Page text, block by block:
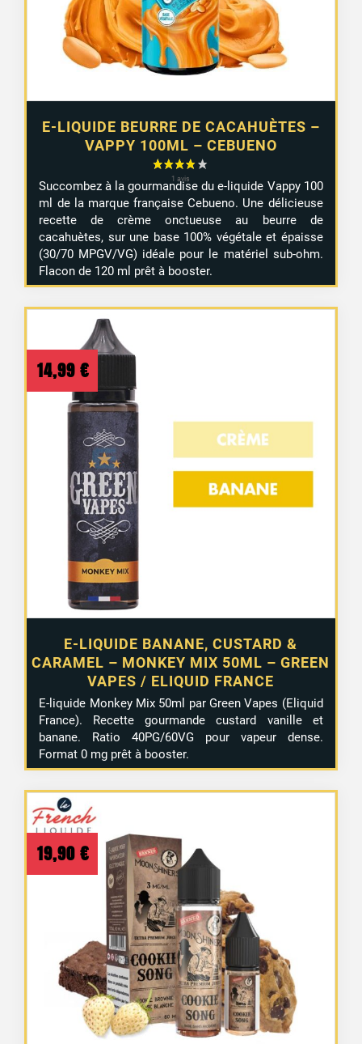
E-LIQUIDE BEURRE DE CACAHUÈTES –
VAPPY 100ML – CEBUENO
Succombez à la gourmandise du e-liquide Vappy 100
ml de la marque française Cebueno. Une délicieuse
recette de crème onctueuse au beurre de
cacahuètes, sur une base 100% végétale et épaisse
(30/70 MPGV/VG) idéale pour le matériel sub-ohm.
Flacon de 120 ml prêt à booster.
E-LIQUIDE BANANE, CUSTARD &
CARAMEL – MONKEY MIX 50ML – GREEN
VAPES / ELIQUID FRANCE
14,99 €
E-liquide Monkey Mix 50ml par Green Vapes (Eliquid
France). Recette gourmande custard vanille et
banane. Ratio 40PG/60VG pour vapeur dense.
Format 0 mg prêt à booster.
19,90 €